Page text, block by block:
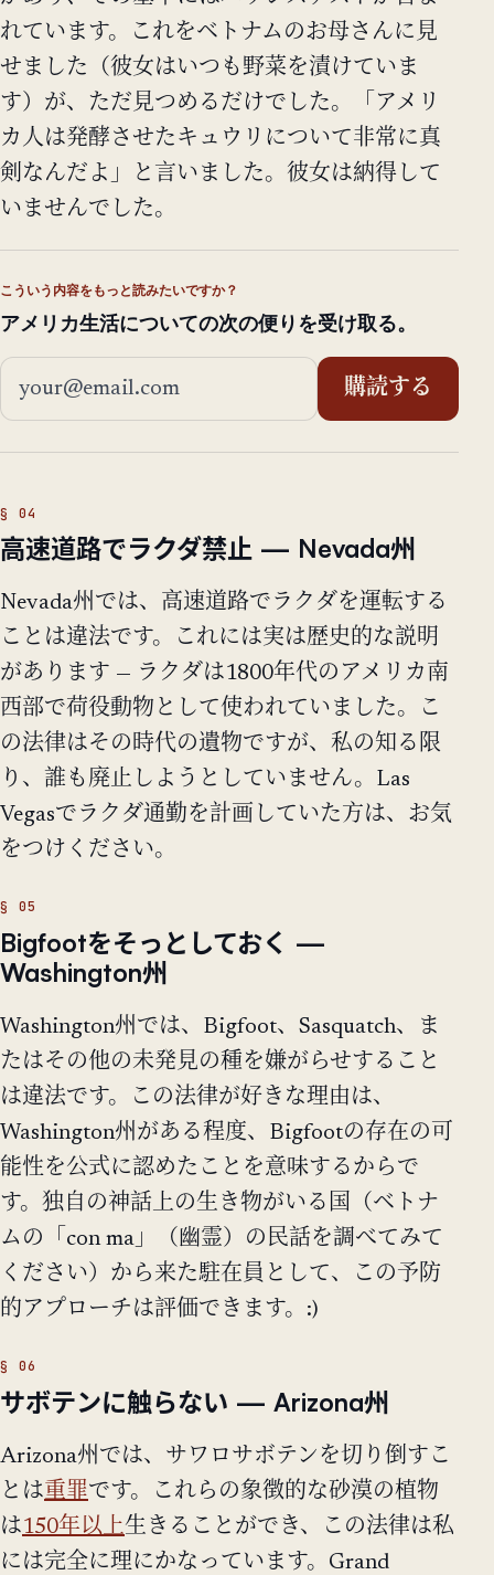
れています。これをベトナムのお母さんに見
せました（彼女はいつも野菜を漬けていま
す）が、ただ見つめるだけでした。「アメリ
カ人は発酵させたキュウリについて非常に真
剣なんだよ」と言いました。彼女は納得して
いませんでした。
こういう内容をもっと読みたいですか？
アメリカ生活についての次の便りを受け取る。
メールアドレス
購読する
高速道路でラクダ禁止 — Nevada州
Nevada州では、高速道路でラクダを運転する
ことは違法です。これには実は歴史的な説明
があります — ラクダは1800年代のアメリカ南
西部で荷役動物として使われていました。こ
の法律はその時代の遺物ですが、私の知る限
り、誰も廃止しようとしていません。Las
Vegasでラクダ通勤を計画していた方は、お気
をつけください。
Bigfootをそっとしておく —
Washington州
Washington州では、Bigfoot、Sasquatch、ま
たはその他の未発見の種を嫌がらせすること
は違法です。この法律が好きな理由は、
Washington州がある程度、Bigfootの存在の可
能性を公式に認めたことを意味するからで
す。独自の神話上の生き物がいる国（ベトナ
ムの「con ma」（幽霊）の民話を調べてみて
ください）から来た駐在員として、この予防
的アプローチは評価できます。:)
サボテンに触らない — Arizona州
Arizona州では、サワロサボテンを切り倒すこ
とは重罪です。これらの象徴的な砂漠の植物
は150年以上生きることができ、この法律は私
には完全に理にかなっています。Grand